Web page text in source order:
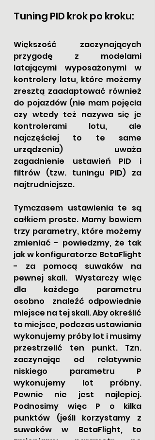
Tuning PID krok po kroku:
Większość zaczynających
przygodę z modelami
latającymi wyposażonymi w
kontrolery lotu, które możemy
zresztą zaadaptować również
do pojazdów (nie mam pojęcia
czy wtedy też nazywa się je
kontrolerami lotu, ale
najczęściej to te same
urządzenia) uważa
zagadnienie ustawień PID i
filtrów (tzw. tuningu PID) za
najtrudniejsze.
Tymczasem ustawienia te są
całkiem proste. Mamy bowiem
trzy parametry, które możemy
zmieniać - powiedzmy, że tak
jak w konfiguratorze BetaFlight
- za pomocą suwaków na
pewnej skali.  Wystarczy więc
dla każdego parametru
osobno  znaleźć odpowiednie
miejsce na tej skali. Aby określić
to miejsce, podczas ustawiania
wykonujemy próby lot i musimy
przestrzelić ten punkt. Tzn.
zaczynając od relatywnie
niskiego parametru P
wykonujemy lot próbny.
Pewnie nie jest najlepiej.
Podnosimy więc P o kilka
punktów (jeśli korzystamy z
suwaków w BetaFlight, to